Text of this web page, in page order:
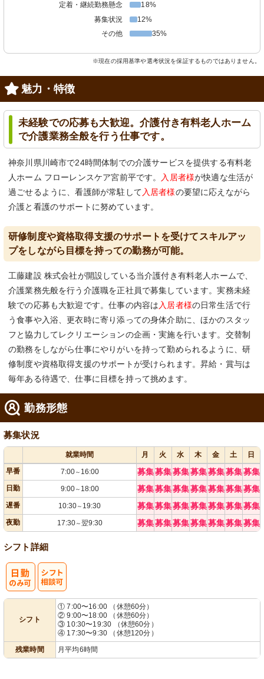
定着・継続勤務懸念
18%
募集状況
12%
その他
35%
※現在の採用基準や選考状況を保証するものではありません。
魅力・特徴
未経験での応募も大歓迎。介護付き有料老人ホーム
で介護業務全般を行う仕事です。
神奈川県川崎市で24時間体制での介護サービスを提供する有料老
人ホーム フローレンスケア宮前平です。
入居者様が快適な生活が
過ごせるように、看護師が常駐して 入居者様の要望に応えながら
介護と看護のサポートに努めています。
研修制度や資格取得支援のサポートを受けてスキルアッ
プをしながら目標を持っての勤務が可能。
工藤建設 株式会社が開設している当介護付き有料老人ホームで、
介護業務先般を行う介護職を正社員で募集しています。実務未経
験での応募も大歓迎です。仕事の内容は 入居者様の日常生活で行
う食事や入浴、更衣時に寄り添っての身体介助に、ほかのスタッ
フと協力してレクリエーションの企画・実施を行います。交替制
の勤務をしながら仕事にやりがいを持って勤められるように、研
修制度や資格取得支援のサポートが受けられます。昇給・賞与は
毎年ある待遇で、仕事に目標を持って挑めます。
勤務形態
募集状況
就業時間 月 火 水 木 金 土
日
早番
7:00～ 16:00 募集募集募集募集募集募集募集
日勤 9:00～ 18:00 募集募集募集募集募集募集募集
遅番 10:30～ 19:30 募集募集募集募集募集募集募集
夜勤 17:30～翌9:30 募集募集募集募集募集募集募集
シフト詳細
シフト
① 7:00〜16:00 （休憩60分）
② 9:00〜18:00 （休憩60分）
③ 10:30〜19:30 （休憩60分）
④ 17:30〜9:30 （休憩120分）
残業時間
月平均6時間